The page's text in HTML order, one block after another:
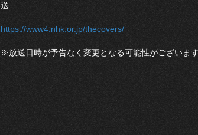
送
https://www4.nhk.or.jp/thecovers/
※放送日時が予告なく変更となる可能性がございます